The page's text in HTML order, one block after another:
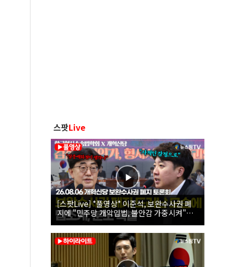
스팟Live
[스팟Live] *풀영상* 이준석, 보완수사권 폐
지에 "민주당 개악입법, 불안감 가중시켜"｜
26.08.06 개혁신당 보완수사권 폐지 토론회